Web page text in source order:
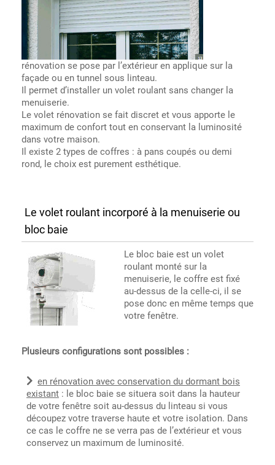
rénovation se pose par l’extérieur en applique sur la
façade ou en tunnel sous linteau.
Il permet d’installer un volet roulant sans changer la
menuiserie.
Le volet rénovation se fait discret et vous apporte le
maximum de confort tout en conservant la luminosité
dans votre maison.
Il existe 2 types de coffres : à pans coupés ou demi
rond, le choix est purement esthétique.
Le volet roulant incorporé à la menuiserie ou
bloc baie
Le bloc baie est un volet
roulant monté sur la
menuiserie, le coffre est fixé
au-dessus de la celle-ci, il se
pose donc en même temps que
votre fenêtre.
Plusieurs configurations sont possibles :
en rénovation avec conservation du dormant bois
existant : le bloc baie se situera soit dans la hauteur
de votre fenêtre soit au-dessus du linteau si vous
découpez votre traverse haute et votre isolation. Dans
ce cas le coffre ne se verra pas de l’extérieur et vous
conservez un maximum de luminosité.